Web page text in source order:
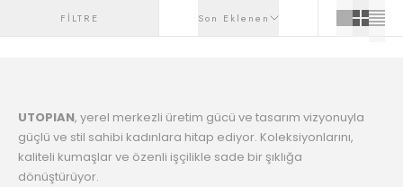
FİLTRE Son Eklenen
UTOPIAN, yerel merkezli üretim gücü ve tasarım vizyonuyla
güçlü ve stil sahibi kadınlara hitap ediyor. Koleksiyonlarını,
kaliteli kumaşlar ve özenli işçilikle sade bir şıklığa
dönüştürüyor.